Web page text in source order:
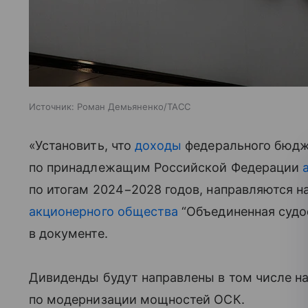
Источник: Роман Демьяненко/ТАСС
«Установить, что доходы федерального
по принадлежащим Российской Федерации
по итогам 2024−2028 годов, направляются
акционерного общества “Объединенная
в документе.
Дивиденды будут направлены в том числе
по модернизации мощностей ОСК.